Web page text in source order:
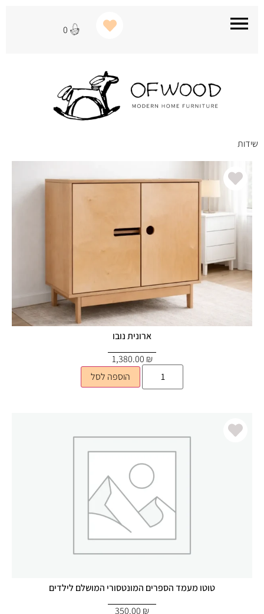
0
שידות
ארונית נובו
₪
הוספה לסל
טוטו מעמד הספרים המונטסורי המושלם לילדים
₪